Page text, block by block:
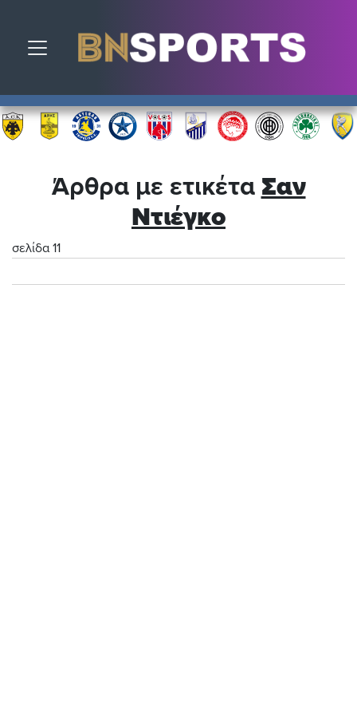
Toggle navigation
Άρθρα με ετικέτα Σαν
Ντιέγκο
σελίδα 11